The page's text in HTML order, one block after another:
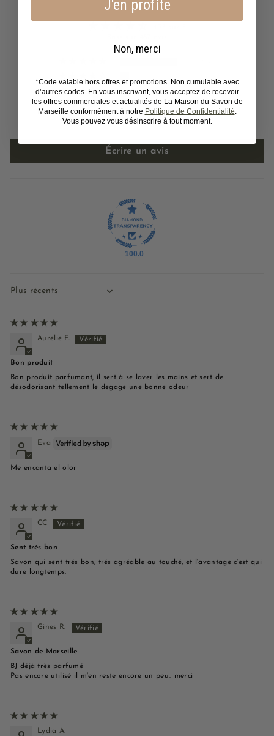
Avis Clients
10
4
9
Écrire un avis
100.0
Sort by
Aurelie F.
Bon produit
Bon produit parfumant, il sert à se laver les mains et sert de
désodorisant tellement le degage une bonne odeur
Eva
Me encanta el olor
CC
Sent trés bon
Savon qui sent trés bon, trés agréable au touché, et l'avantage c'est qui
dure longtemps.
Gines R.
Savon de Marseille
BJ déjà très parfumé
Pas encore utilisé il m'en reste encore un peu.. merci
Lydia A.
J'en profite
Non, merci
*Code valable hors offres et promotions. Non cumulable avec
d’autres codes. En vous inscrivant, vous acceptez de recevoir
les offres commerciales et actualités de La Maison du Savon de
Marseille conformément à notre Politique de Confidentialité.
Vous pouvez vous désinscrire à tout moment.